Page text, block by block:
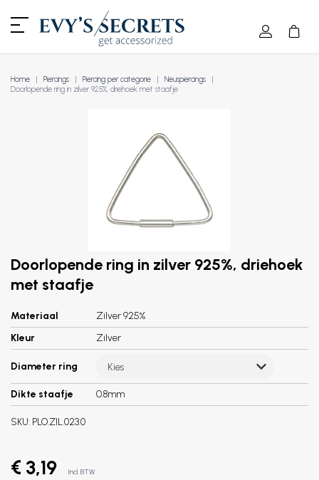
Home Piercings Piercing per categorie
Neuspiercings
Doorlopende ring in zilver 925%, driehoek met staafje
Doorlopende ring in zilver 925%, driehoek
met staafje
Materiaal
Zilver 925%
Kleur
Zilver
Diameter ring Kies
Dikte staafje 0.8mm
SKU: PLO.ZIL.023.0
€ 3,19 Incl. BTW